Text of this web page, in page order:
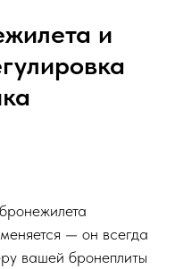
и
— он всегда
вашей бронеплиты